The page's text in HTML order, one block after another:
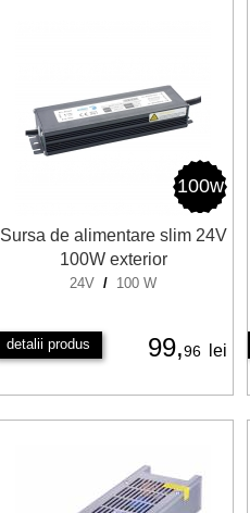
100w
Sursa de alimentare slim 24V
100W exterior
24V / 100 W
detalii produs 99,96 lei